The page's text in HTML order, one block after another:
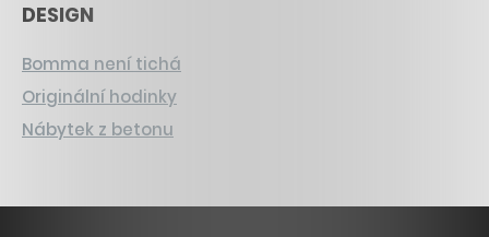
DESIGN
Bomma není tichá
Originální hodinky
Nábytek z betonu